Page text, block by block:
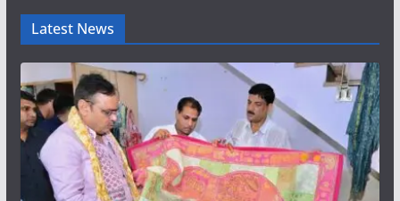
Latest News